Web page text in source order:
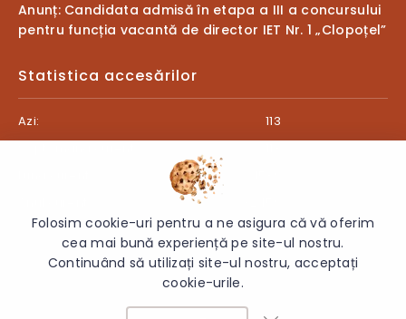
Anunț: Candidata admisă în etapa a III a concursului
pentru funcția vacantă de director IET Nr. 1 „Clopoțel”
Statistica accesărilor
Azi:
113
© 2026 Primăria comunei Sipoteni - Toate drepturile rezervate.
Folosim cookie-uri pentru a ne asigura că vă oferim
cea mai bună experiență pe site-ul nostru.
Continuând să utilizați site-ul nostru, acceptați
cookie-urile.